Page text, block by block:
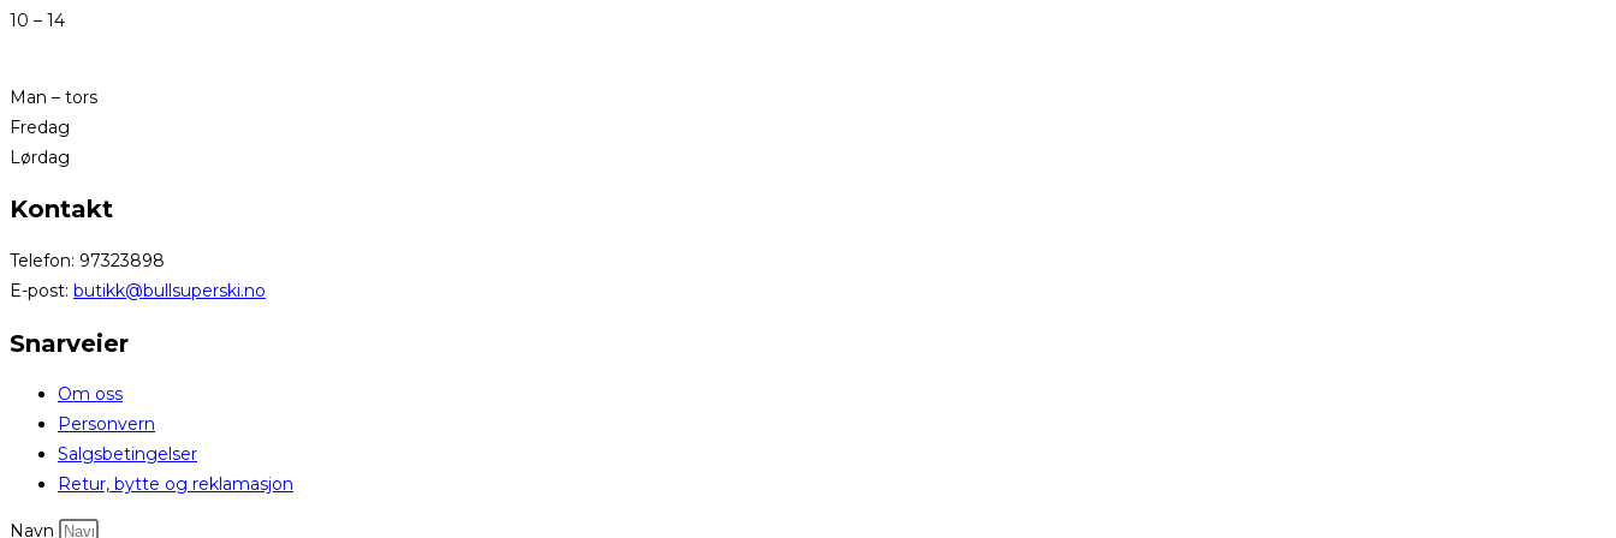
10 – 14
Man – tors
Fredag
Lørdag
Kontakt
Telefon: 97323898
E-post: butikk@bullsuperski.no
Snarveier
Om oss
Personvern
Salgsbetingelser
Retur, bytte og reklamasjon
Navn